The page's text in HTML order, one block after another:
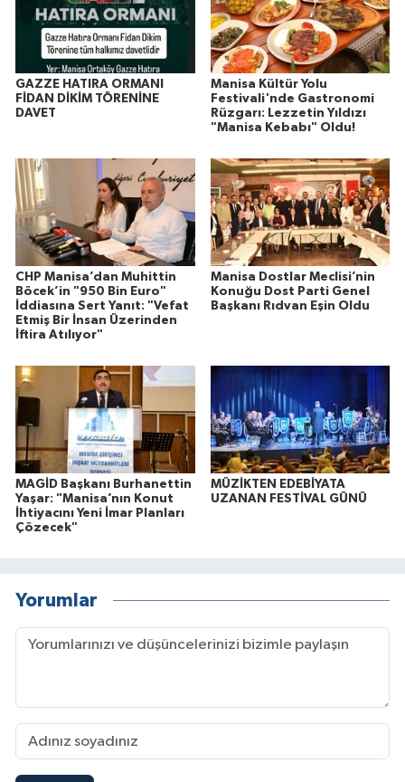
GAZZE HATIRA ORMANI
FİDAN DİKİM TÖRENİNE
DAVET
Manisa Kültür Yolu
Festivali'nde Gastronomi
Rüzgarı: Lezzetin Yıldızı
"Manisa Kebabı" Oldu!
CHP Manisa’dan Muhittin
Böcek’in "950 Bin Euro"
İddiasına Sert Yanıt: "Vefat
Etmiş Bir İnsan Üzerinden
İftira Atılıyor"
Manisa Dostlar Meclisi’nin
Konuğu Dost Parti Genel
Başkanı Rıdvan Eşin Oldu
MAGİD Başkanı Burhanettin
Yaşar: "Manisa’nın Konut
İhtiyacını Yeni İmar Planları
Çözecek"
MÜZİKTEN EDEBİYATA
UZANAN FESTİVAL GÜNÜ
Yorumlar